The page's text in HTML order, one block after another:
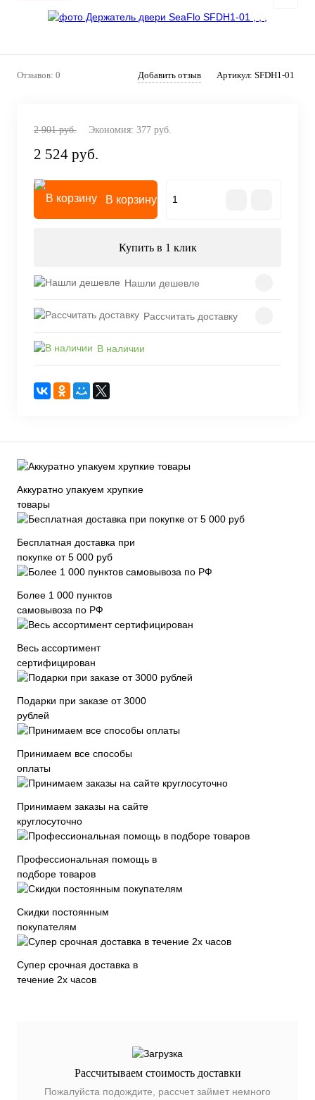
Отзывов: 0 Добавить отзыв Артикул: SFDH1-01
2 901 руб. Экономия: 377 руб.
2 524 руб.
В корзину
Купить в 1 клик
Нашли дешевле
Рассчитать доставку
В наличии
Аккуратно упакуем хрупкие
товары
Бесплатная доставка при
покупке от 5 000 руб
Более 1 000 пунктов
самовывоза по РФ
Весь ассортимент
сертифицирован
Подарки при заказе от 3000
рублей
Принимаем все способы
оплаты
Принимаем заказы на сайте
круглосуточно
Профессиональная помощь в
подборе товаров
Скидки постоянным
покупателям
Супер срочная доставка в
течение 2х часов
Рассчитываем стоимость доставки
Пожалуйста подождите, рассчет займет немного